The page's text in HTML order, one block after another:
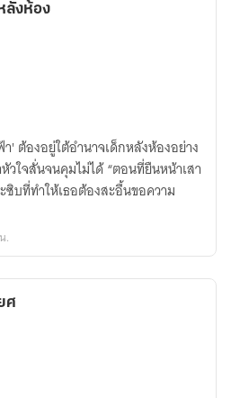
ลังห้อง
' ต้องอยู่ใต้อำนาจเด็กหลังห้องอย่าง
วใจสั่นจนคุมไม่ได้ “ตอนที่ยืนหน้าเสา
บที่ทำให้เธอต้องสะอื้นขอความ
.
ศ